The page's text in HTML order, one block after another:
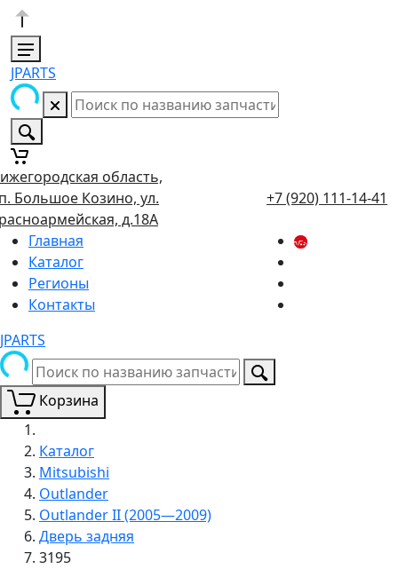
JPARTS
область,
Большое Козино, ул.
д.18А
+7 (920) 111-14-41
Главная
Каталог
Регионы
Контакты
JPARTS
Корзина
Каталог
Mitsubishi
Outlander
Outlander II (2005—2009)
Дверь задняя
3195